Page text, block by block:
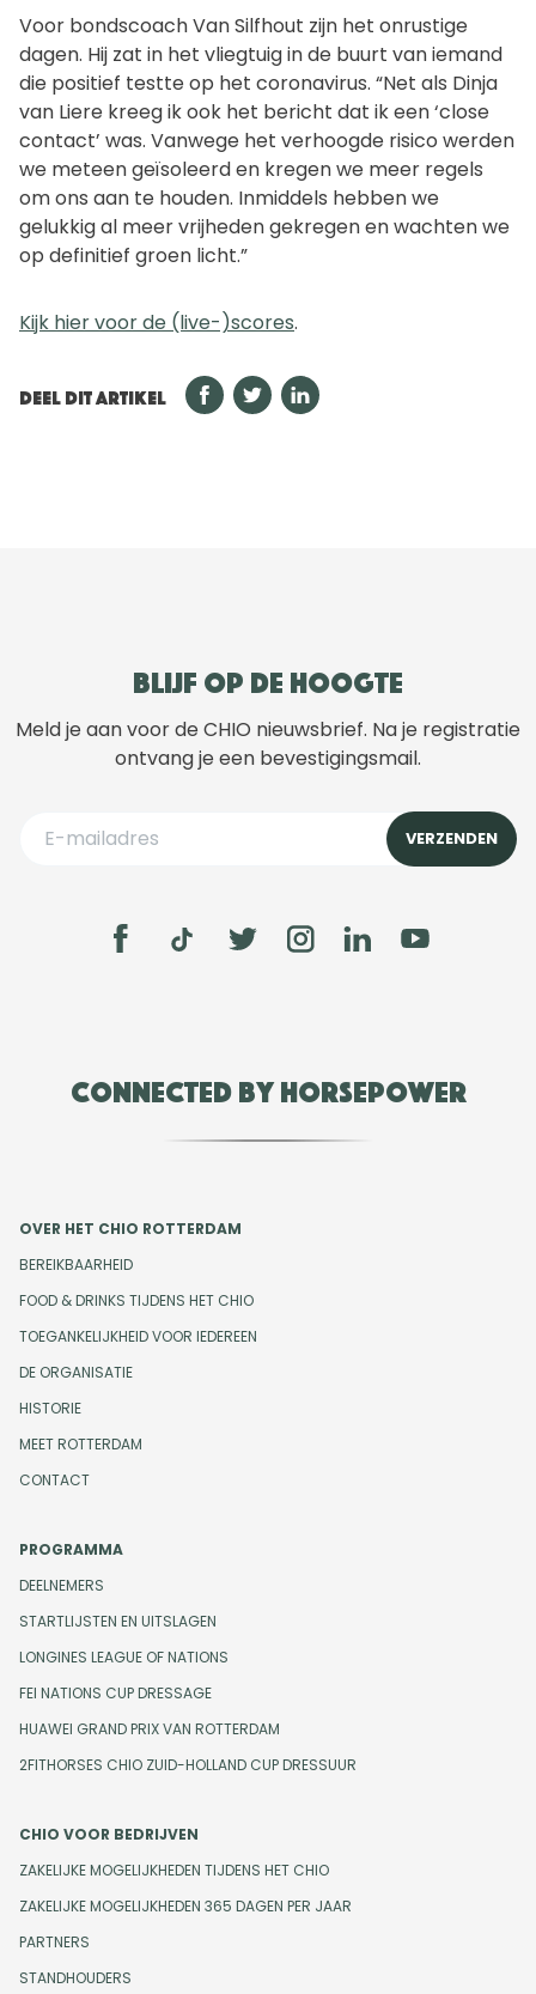
Voor bondscoach Van Silfhout zijn het onrustige
dagen. Hij zat in het vliegtuig in de buurt van iemand
die positief testte op het coronavirus. “Net als Dinja
van Liere kreeg ik ook het bericht dat ik een ‘close
contact’ was. Vanwege het verhoogde risico werden
we meteen geïsoleerd en kregen we meer regels
om ons aan te houden. Inmiddels hebben we
gelukkig al meer vrijheden gekregen en wachten we
op definitief groen licht.”
Kijk hier voor de (live-)scores.
DEEL DIT ARTIKEL
Blijf op de hoogte
Meld je aan voor de CHIO nieuwsbrief. Na je registratie
ontvang je een bevestigingsmail.
Connected by Horsepower
OVER HET CHIO ROTTERDAM
BEREIKBAARHEID
FOOD & DRINKS TIJDENS HET CHIO
TOEGANKELIJKHEID VOOR IEDEREEN
DE ORGANISATIE
HISTORIE
MEET ROTTERDAM
CONTACT
PROGRAMMA
DEELNEMERS
STARTLIJSTEN EN UITSLAGEN
LONGINES LEAGUE OF NATIONS
FEI NATIONS CUP DRESSAGE
HUAWEI GRAND PRIX VAN ROTTERDAM
2FITHORSES CHIO ZUID-HOLLAND CUP DRESSUUR
CHIO VOOR BEDRIJVEN
ZAKELIJKE MOGELIJKHEDEN TIJDENS HET CHIO
ZAKELIJKE MOGELIJKHEDEN 365 DAGEN PER JAAR
PARTNERS
STANDHOUDERS